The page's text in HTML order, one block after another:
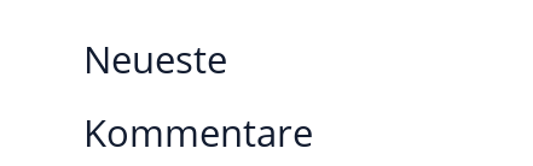
Neueste
Kommentare